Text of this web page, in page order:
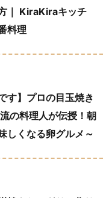
｜ KiraKiraキッチ
料理
す】プロの目玉焼き
の料理人が伝授！朝
しくなる卵グルメ～